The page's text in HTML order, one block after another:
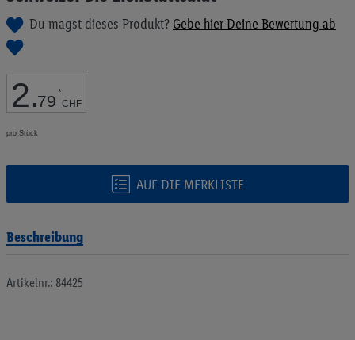
Du magst dieses Produkt? Gebe hier Deine Bewertung ab
2.79 *
CHF
pro Stück
AUF DIE MERKLISTE
springen
Beschreibung
Artikelnr.: 84425